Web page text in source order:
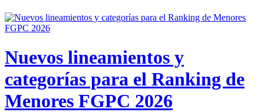
Nuevos lineamientos y
categorías para el Ranking de
Menores FGPC 2026